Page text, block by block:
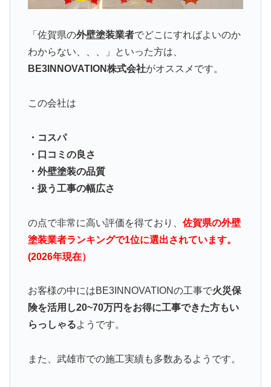
「佐賀県の外壁塗装業者でどこにすればよいのか
わからない、、、」といった方は、
BE3INNOVATION株式会社がオススメです。
この会社は
・コスパ
・口コミの良さ
・外壁塗装の品質
・扱う工事の幅広さ
の点で非常に高い評価を得ており、 佐賀県の外壁
塗装業者ランキングで1位に選出されています。
(2026年現在）
お客様の中にはBE3INNOVATIONの工事で火災保
険を活用し20~70万円をお得に工事できた方もい
らっしゃるようです。
また、武雄市での施工実績も多数あるようです。